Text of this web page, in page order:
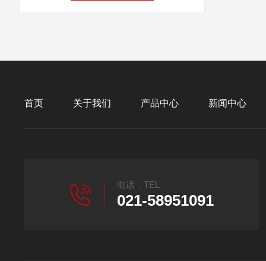
首页 关于我们 产品中心 新闻中心
电话：TEL
021-58951091